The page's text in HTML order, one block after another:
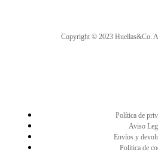
Copyright © 2023 Huellas&Co.
Política de
Aviso
Envíos y
Política de